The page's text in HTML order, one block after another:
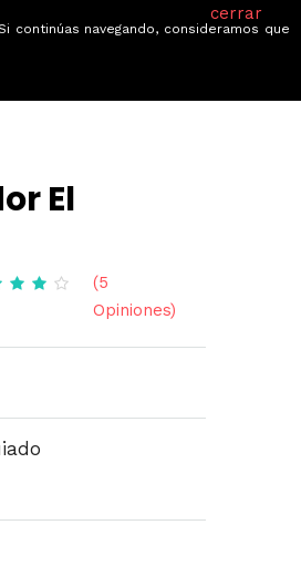
Quiénes somos
El
(5
Opiniones)
cerrar
navegando, consideramos que